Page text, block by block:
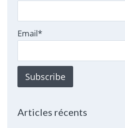
Email*
Articles récents